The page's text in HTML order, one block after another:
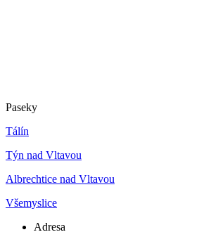
Paseky
Tálín
Týn nad Vltavou
Albrechtice nad Vltavou
Všemyslice
Adresa